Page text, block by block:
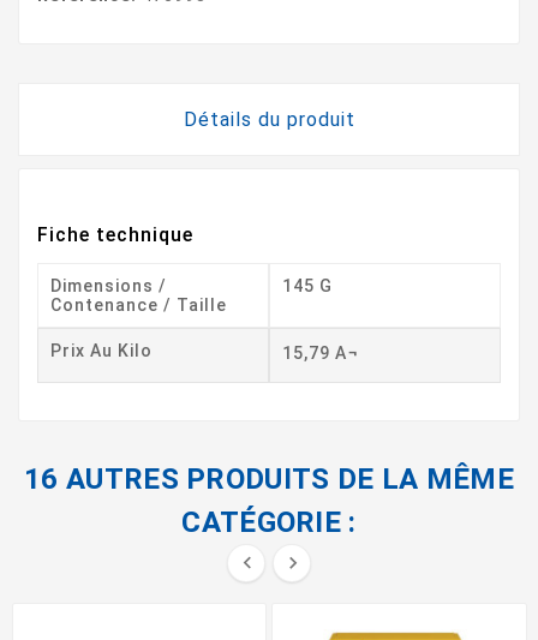
Détails du produit
Fiche technique
Dimensions /
Contenance / Taille
145 G
Prix Au Kilo 15,79 A¬
16 AUTRES PRODUITS DE LA MÊME
CATÉGORIE :
 